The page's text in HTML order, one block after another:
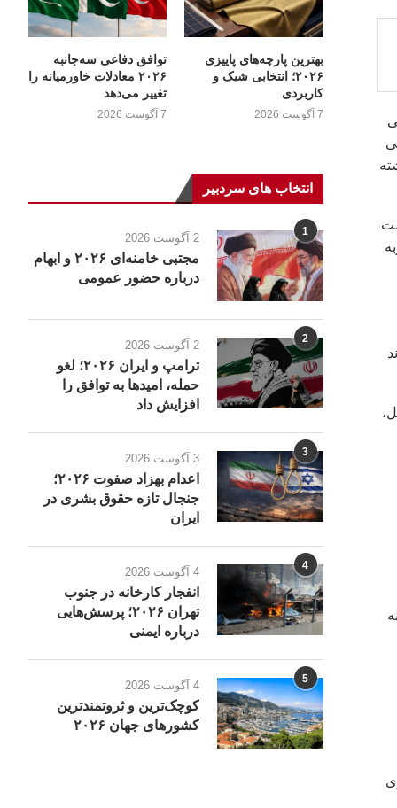
بهترین پارچه‌های پاییزی
۲۰۲۶؛ انتخابی شیک و
کاربردی
7 آگوست 2026
توافق دفاعی سه‌جانبه
۲۰۲۶ معادلات خاورمیانه را
تغییر می‌دهد
7 آگوست 2026
انتخاب های سردبیر
1 2 آگوست 2026
مجتبی خامنه‌ای ۲۰۲۶ و ابهام
درباره حضور عمومی
2 2 آگوست 2026
ترامپ و ایران ۲۰۲۶؛ لغو
حمله، امیدها به توافق را
افزایش داد
3 3 آگوست 2026
اعدام بهزاد صفوت ۲۰۲۶؛
جنجال تازه حقوق بشری در
ایران
4 4 آگوست 2026
انفجار کارخانه در جنوب
تهران ۲۰۲۶؛ پرسش‌هایی
درباره ایمنی
5 4 آگوست 2026
کوچک‌ترین و ثروتمندترین
کشورهای جهان ۲۰۲۶